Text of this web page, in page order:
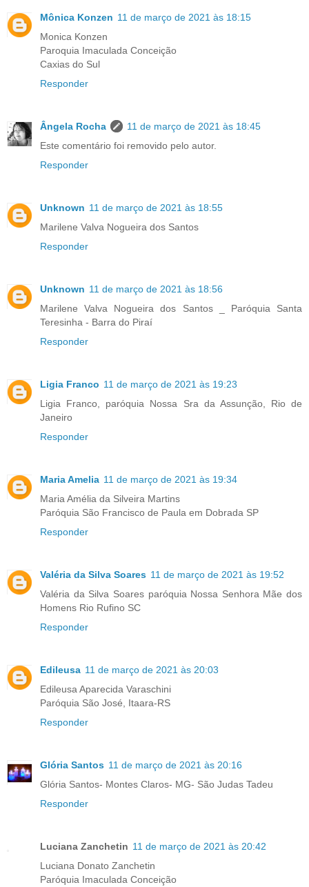
Mônica Konzen 11 de março de 2021 às 18:15
Monica Konzen
Paroquia Imaculada Conceição
Caxias do Sul
Responder
Ângela Rocha
11 de março de 2021 às 18:45
Este comentário foi removido pelo autor.
Responder
Unknown 11 de março de 2021 às 18:55
Marilene Valva Nogueira dos Santos
Responder
Unknown 11 de março de 2021 às 18:56
Marilene Valva Nogueira dos Santos _ Paróquia Santa
Teresinha - Barra do Piraí
Responder
Ligia Franco 11 de março de 2021 às 19:23
Ligia Franco, paróquia Nossa Sra da Assunção, Rio de
Janeiro
Responder
Maria Amelia 11 de março de 2021 às 19:34
Maria Amélia da Silveira Martins
Paróquia São Francisco de Paula em Dobrada SP
Responder
Valéria da Silva Soares 11 de março de 2021 às 19:52
Valéria da Silva Soares paróquia Nossa Senhora Mãe dos
Homens Rio Rufino SC
Responder
Edileusa 11 de março de 2021 às 20:03
Edileusa Aparecida Varaschini
Paróquia São José, Itaara-RS
Responder
Glória Santos 11 de março de 2021 às 20:16
Glória Santos- Montes Claros- MG- São Judas Tadeu
Responder
Luciana Zanchetin 11 de março de 2021 às 20:42
Luciana Donato Zanchetin
Paróquia Imaculada Conceição